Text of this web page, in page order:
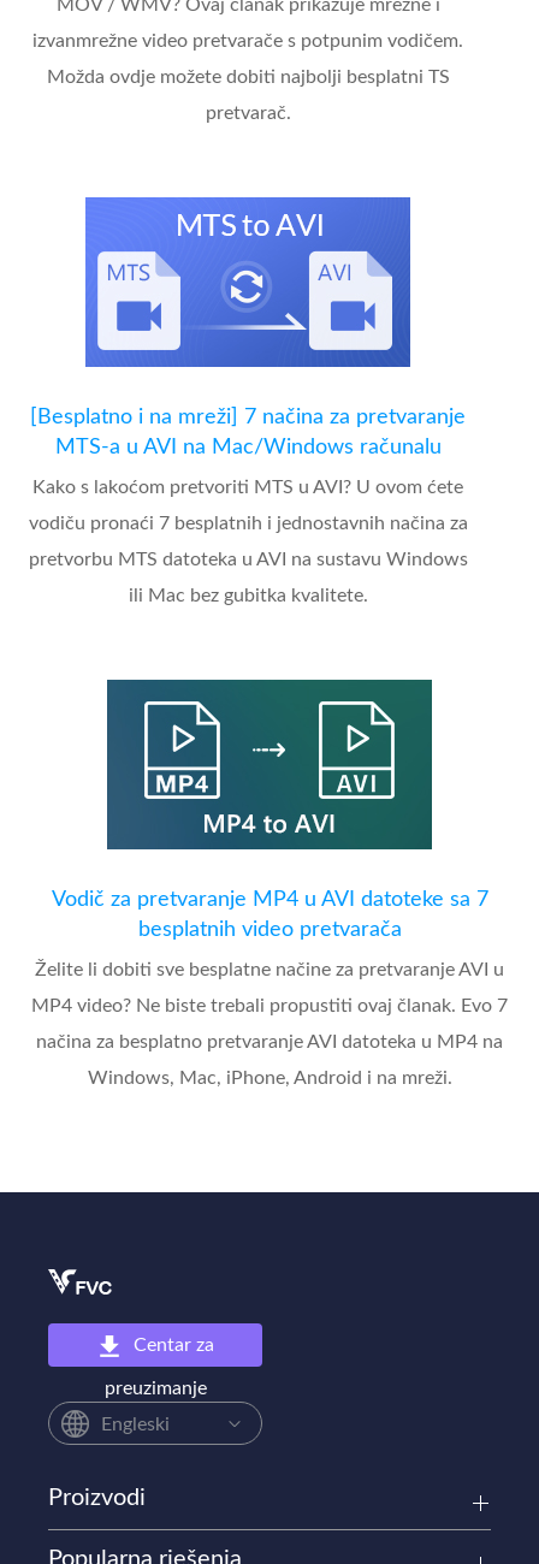
MOV / WMV? Ovaj članak prikazuje mrežne i
izvanmrežne video pretvarače s potpunim vodičem.
Možda ovdje možete dobiti najbolji besplatni TS
pretvarač.
[Besplatno i na mreži] 7 načina za pretvaranje
MTS-a u AVI na Mac/Windows računalu
Kako s lakoćom pretvoriti MTS u AVI? U ovom ćete
vodiču pronaći 7 besplatnih i jednostavnih načina za
pretvorbu MTS datoteka u AVI na sustavu Windows
ili Mac bez gubitka kvalitete.
Vodič za pretvaranje MP4 u AVI datoteke sa 7
besplatnih video pretvarača
Želite li dobiti sve besplatne načine za pretvaranje AVI u
MP4 video? Ne biste trebali propustiti ovaj članak. Evo 7
načina za besplatno pretvaranje AVI datoteka u MP4 na
Windows, Mac, iPhone, Android i na mreži.
Centar za
preuzimanje
Engleski
Proizvodi